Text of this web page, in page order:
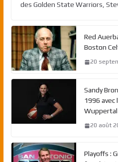
des Golden State Warriors,
Red
Boston
20
Sandy
1996 avec
Wuppertal
20 août
Playoffs :